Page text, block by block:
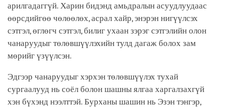
арилгадаггүй. Харин бидэнд амьдралын асуудлуудаас
өөрсдийгөө чөлөөлөх, асрал хайр, энэрэн нигүүлсэх
сэтгэл, өглөгч сэтгэл, билиг ухаан зэрэг сэтгэлийн олон
чанаруудыг төлөвшүүлэхийн тулд дагаж болох зам
мөрийг үзүүлсэн.
Эдгээр чанаруудыг хэрхэн төлөвшүүлэх тухай
сургаалууд нь соёл болон шашны ялгаа харгалзахгүй
хэн бүхэнд нээлттэй. Бурханы шашин нь Эзэн тэнгэр,